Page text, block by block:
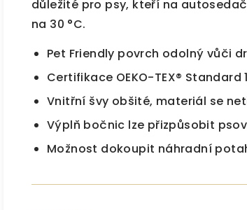
důležité pro psy, kteří na
na 30 °C.
Pet Friendly povrch odolný vůči
Certifikace OEKO-TEX®
Vnitřní švy obšité, materiál se
Výplň bočnic lze přizpůsobit
Možnost dokoupit náhradní